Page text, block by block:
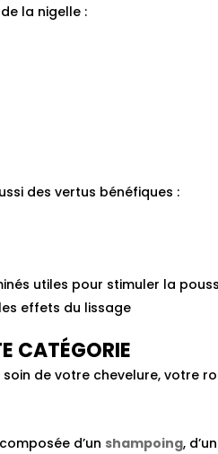
la nigelle :
des vertus bénéfiques :
utiles pour stimuler la
effets du lissage
CATÉGORIE
de votre chevelure, votre
d’un shampoing,